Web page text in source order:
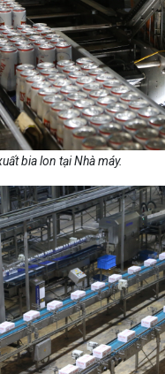
bia lon tại Nhà máy.